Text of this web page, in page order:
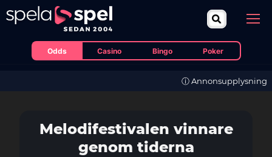
Odds Casino Bingo Poker
ⓘ Annonsupplysning
Melodifestivalen vinnare
genom tiderna